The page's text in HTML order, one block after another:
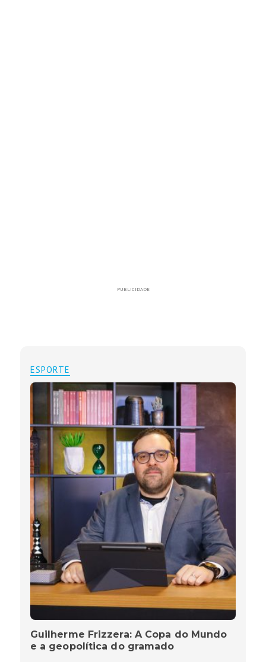
PUBLICIDADE
ESPORTE
Guilherme Frizzera: A Copa do Mundo
e a geopolítica do gramado